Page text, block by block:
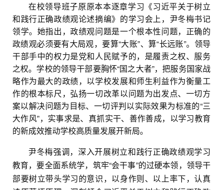
在校领导班子原原本本逐章学习《习近平关于树立
和践行正确政绩观论述摘编》的学习会上，尹冬梅书记
领学。她指出，政绩观问题是一个根本性问题，正确的
政绩观必须要有大局观，要算“大账”、算“长远账”。领导
干部手中的权力是党和人民赋予的，是履责之权、服务
之权。学校的领导干部要胸怀“国之大者”，把服务国家战
略作为最大的政绩，以学校发展和师生利益作为衡量工
作的根本标尺，弘扬一切改革以问题为出发点、一切方
案以解决问题为目标、一切评判以实际效果为标准的“三
大作风”，实事求是、真抓实干、善作善成，以学习教育
的新成效推动学校高质量发展开新局。
尹冬梅强调，深入开展树立和践行正确政绩观学习
教育，要全面系统学，筑牢“会干事”的过硬本领，领导干
部要树立带头学习的意识，以身作则、以上率下，认真